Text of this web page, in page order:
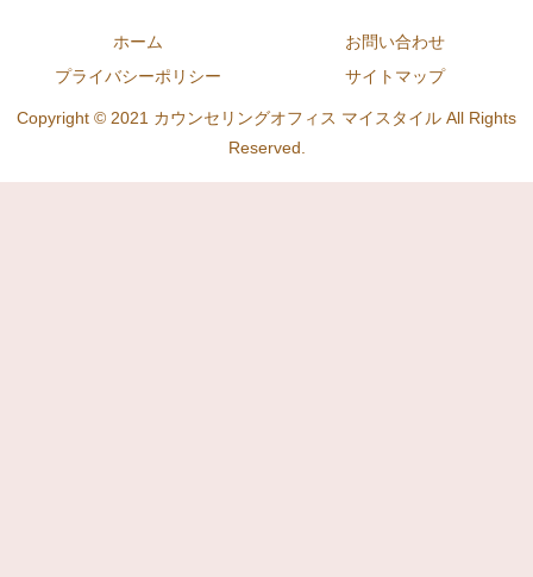
ホーム
お問い合わせ
プライバシーポリシー
サイトマップ
Copyright © 2021 カウンセリングオフィス マイスタイル All Rights
Reserved.